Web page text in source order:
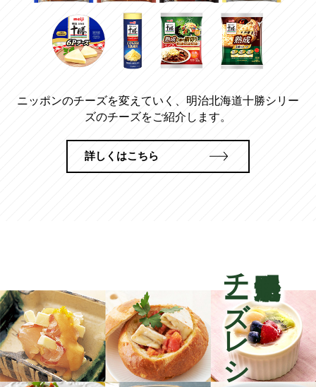
ニッポンのチーズを変えていく、明治北海道十勝シリー
ズのチーズをご紹介します。
詳しくはこちら
チーズレシピ